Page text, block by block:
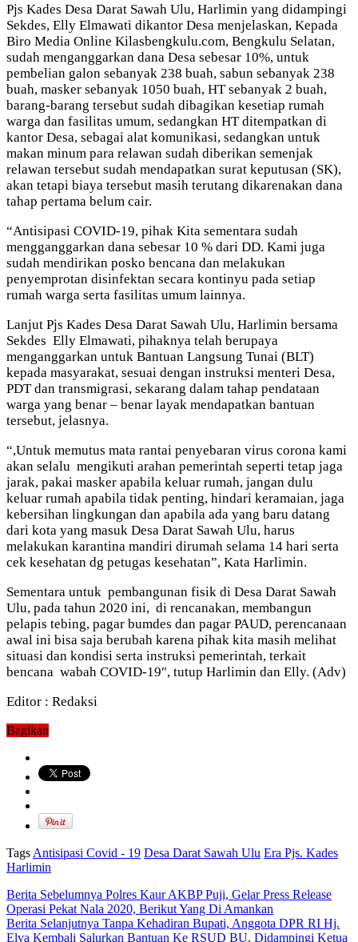
Pjs Kades Desa Darat Sawah Ulu, Harlimin yang didampingi
Sekdes, Elly Elmawati dikantor Desa menjelaskan, Kepada
Biro Media Online Kilasbengkulu.com, Bengkulu Selatan,
sudah menganggarkan dana Desa sebesar 10%, untuk
pembelian galon sebanyak 238 buah, sabun sebanyak 238
buah, masker sebanyak 1050 buah, HT sebanyak 2 buah,
barang-barang tersebut sudah dibagikan kesetiap rumah
warga dan fasilitas umum, sedangkan HT ditempatkan di
kantor Desa, sebagai alat komunikasi, sedangkan untuk
makan minum para relawan sudah diberikan semenjak
relawan tersebut sudah mendapatkan surat keputusan (SK),
akan tetapi biaya tersebut masih terutang dikarenakan dana
tahap pertama belum cair.
“Antisipasi COVID-19, pihak Kita sementara sudah
mengganggarkan dana sebesar 10 % dari DD. Kami juga
sudah mendirikan posko bencana dan melakukan
penyemprotan disinfektan secara kontinyu pada setiap
rumah warga serta fasilitas umum lainnya.
Lanjut Pjs Kades Desa Darat Sawah Ulu, Harlimin bersama
Sekdes Elly Elmawati, pihaknya telah berupaya
menganggarkan untuk Bantuan Langsung Tunai (BLT)
kepada masyarakat, sesuai dengan instruksi menteri Desa,
PDT dan transmigrasi, sekarang dalam tahap pendataan
warga yang benar – benar layak mendapatkan bantuan
tersebut, jelasnya.
“,Untuk memutus mata rantai penyebaran virus corona kami
akan selalu mengikuti arahan pemerintah seperti tetap jaga
jarak, pakai masker apabila keluar rumah, jangan dulu
keluar rumah apabila tidak penting, hindari keramaian, jaga
kebersihan lingkungan dan apabila ada yang baru datang
dari kota yang masuk Desa Darat Sawah Ulu, harus
melakukan karantina mandiri dirumah selama 14 hari serta
cek kesehatan dg petugas kesehatan”, Kata Harlimin.
Sementara untuk pembangunan fisik di Desa Darat Sawah
Ulu, pada tahun 2020 ini, di rencanakan, membangun
pelapis tebing, pagar bumdes dan pagar PAUD, perencanaan
awal ini bisa saja berubah karena pihak kita masih melihat
situasi dan kondisi serta instruksi pemerintah, terkait
bencana wabah COVID-19″, tutup Harlimin dan Elly. (Adv)
Editor : Redaksi
Bagikan
Tags Antisipasi Covid - 19 Desa Darat Sawah Ulu Era Pjs. Kades
Harlimin
Berita Sebelumnya Polres Kaur AKBP Puji, Gelar Press Release
Operasi Pekat Nala 2020, Berikut Yang Di Amankan
Berita Selanjutnya Tanpa Kehadiran Bupati, Anggota DPR RI Hj.
Elva Kembali Salurkan Bantuan Ke RSUD BU, Didampingi Ketua